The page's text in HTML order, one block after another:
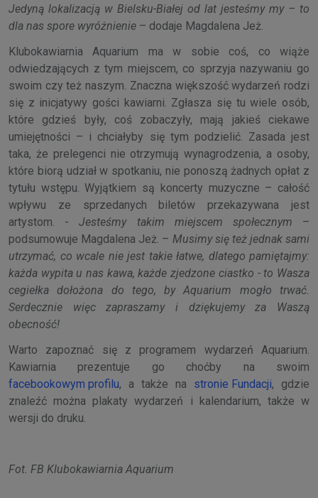
Jedyną lokalizacją w Bielsku-Białej od lat jesteśmy my – to
dla nas spore wyróżnienie – dodaje Magdalena Jeż.
Klubokawiarnia Aquarium ma w sobie coś, co wiąże
odwiedzających z tym miejscem, co sprzyja nazywaniu go
swoim czy też naszym. Znaczna większość wydarzeń rodzi
się z inicjatywy gości kawiarni. Zgłasza się tu wiele osób,
które gdzieś były, coś zobaczyły, mają jakieś ciekawe
umiejętności – i chciałyby się tym podzielić. Zasada jest
taka, że prelegenci nie otrzymują wynagrodzenia, a osoby,
które biorą udział w spotkaniu, nie ponoszą żadnych opłat z
tytułu wstępu. Wyjątkiem są koncerty muzyczne – całość
wpływu ze sprzedanych biletów przekazywana jest
artystom. -Jesteśmy takim miejscem społecznym –
podsumowuje Magdalena Jeż. – Musimy się też jednak sami
utrzymać, co wcale nie jest takie łatwe, dlatego pamiętajmy:
każda wypita u nas kawa, każde zjedzone ciastko - to Wasza
cegiełka dołożona do tego, by Aquarium mogło trwać.
Serdecznie więc zapraszamy i dziękujemy za Waszą
obecność!
Warto zapoznać się z programem wydarzeń Aquarium.
Kawiarnia prezentuje go choćby na swoim
facebookowym profilu, a także na stronie Fundacji, gdzie
znaleźć można plakaty wydarzeń i kalendarium, także w
wersji do druku.
Fot. FB Klubokawiarnia Aquarium